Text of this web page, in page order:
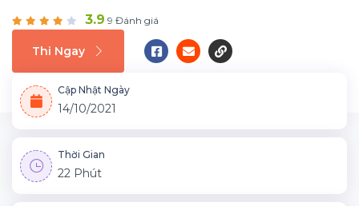
3.9 9 Đánh giá
Thi Ngay
Cập Nhật Ngày
14/10/2021
Thời Gian
22 Phút